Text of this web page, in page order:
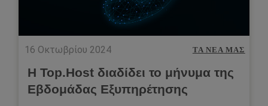
16 Οκτωβρίου 2024 ΤΑ ΝΈΑ ΜΑΣ
Η Top.Host διαδίδει το μήνυμα της
Εβδομάδας Εξυπηρέτησης